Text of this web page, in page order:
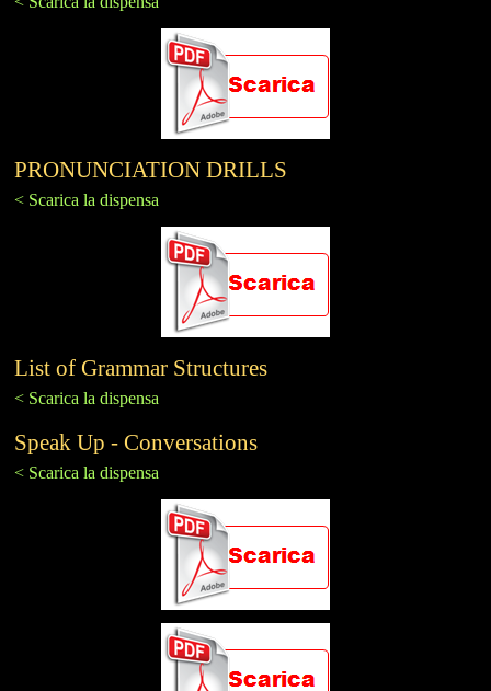
PRONUNCIATION DRILLS
< Scarica la dispensa
List of Grammar Structures
< Scarica la dispensa
Speak Up - Conversations
< Scarica la dispensa